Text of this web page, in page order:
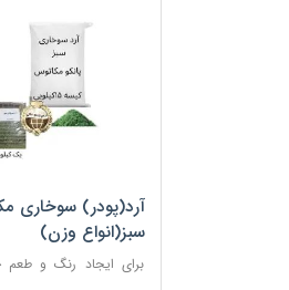
آرد(پودر) سوخاری
سبز(انواع وزن)
برای ایجاد رنگ و